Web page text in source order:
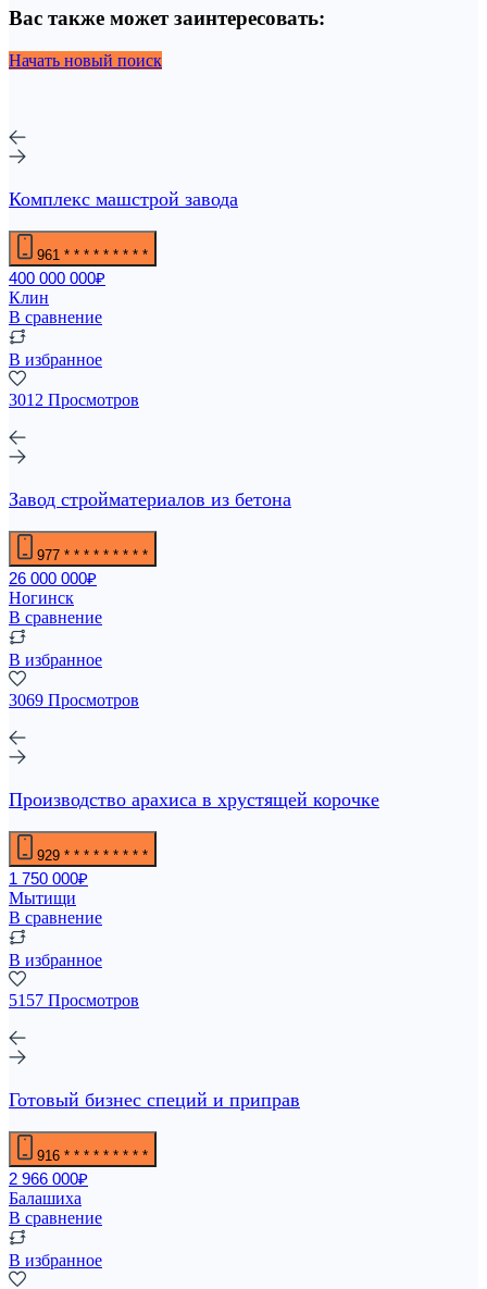
Вас также может заинтересовать:
Начать новый поиск
Комплекс машстрой завода
961 * * * * * * * * *
400 000 000₽
Клин
В сравнение
В избранное
3012 Просмотров
Завод стройматериалов из бетона
977 * * * * * * * * *
26 000 000₽
Ногинск
В сравнение
В избранное
3069 Просмотров
Производство арахиса в хрустящей корочке
929 * * * * * * * * *
1 750 000₽
Мытищи
В сравнение
В избранное
5157 Просмотров
Готовый бизнес специй и приправ
916 * * * * * * * * *
2 966 000₽
Балашиха
В сравнение
В избранное